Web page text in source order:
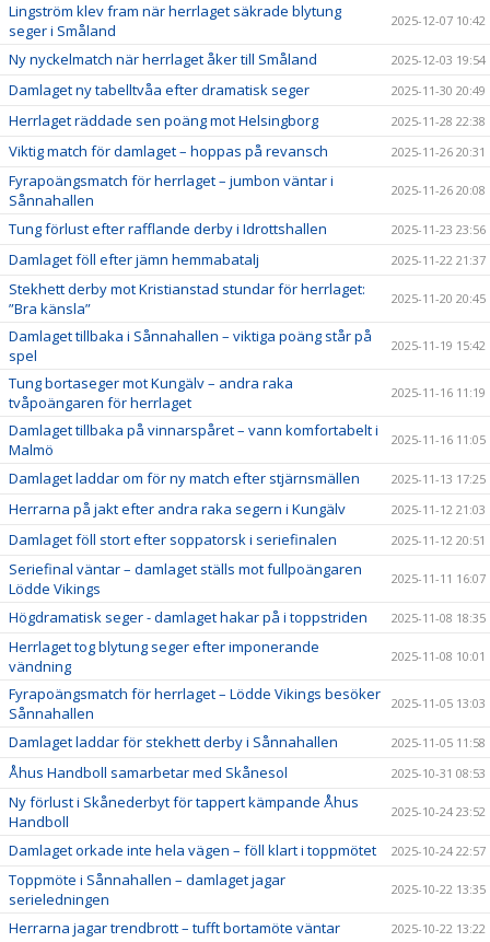
Lingström klev fram när herrlaget säkrade blytung
seger i Småland
2025-12-07 10:42
Ny nyckelmatch när herrlaget åker till Småland 2025-12-03 19:54
Damlaget ny tabelltvåa efter dramatisk seger 2025-11-30 20:49
Herrlaget räddade sen poäng mot Helsingborg 2025-11-28 22:38
Viktig match för damlaget – hoppas på revansch 2025-11-26 20:31
Fyrapoängsmatch för herrlaget – jumbon väntar i
Sånnahallen
2025-11-26 20:08
Tung förlust efter rafflande derby i Idrottshallen 2025-11-23 23:56
Damlaget föll efter jämn hemmabatalj 2025-11-22 21:37
Stekhett derby mot Kristianstad stundar för herrlaget:
”Bra känsla”
2025-11-20 20:45
Damlaget tillbaka i Sånnahallen – viktiga poäng står på
spel
2025-11-19 15:42
Tung bortaseger mot Kungälv – andra raka
tvåpoängaren för herrlaget
2025-11-16 11:19
Damlaget tillbaka på vinnarspåret – vann komfortabelt i
Malmö
2025-11-16 11:05
Damlaget laddar om för ny match efter stjärnsmällen 2025-11-13 17:25
Herrarna på jakt efter andra raka segern i Kungälv 2025-11-12 21:03
Damlaget föll stort efter soppatorsk i seriefinalen 2025-11-12 20:51
Seriefinal väntar – damlaget ställs mot fullpoängaren
Lödde Vikings
2025-11-11 16:07
Högdramatisk seger - damlaget hakar på i toppstriden 2025-11-08 18:35
Herrlaget tog blytung seger efter imponerande
vändning
2025-11-08 10:01
Fyrapoängsmatch för herrlaget – Lödde Vikings besöker
Sånnahallen
2025-11-05 13:03
Damlaget laddar för stekhett derby i Sånnahallen 2025-11-05 11:58
Åhus Handboll samarbetar med Skånesol 2025-10-31 08:53
Ny förlust i Skånederbyt för tappert kämpande Åhus
Handboll
2025-10-24 23:52
Damlaget orkade inte hela vägen – föll klart i toppmötet 2025-10-24 22:57
Toppmöte i Sånnahallen – damlaget jagar
serieledningen
2025-10-22 13:35
Herrarna jagar trendbrott – tufft bortamöte väntar 2025-10-22 13:22